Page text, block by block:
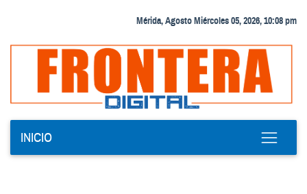
Mérida, Agosto Miércoles 05, 2026, 10:08 pm
INICIO